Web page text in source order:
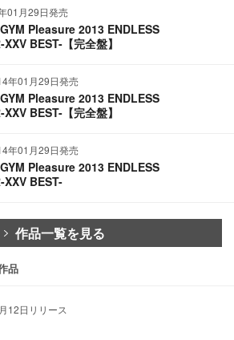
01月29日発売
Pleasure 2013 ENDLESS
BEST-【完全盤】
年01月29日発売
Pleasure 2013 ENDLESS
BEST-【完全盤】
年01月29日発売
Pleasure 2013 ENDLESS
XXV BEST-
作品一覧を見る
品
12日リリース